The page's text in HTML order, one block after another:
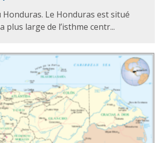
Le Honduras est situé
plus large de l’isthme centr...